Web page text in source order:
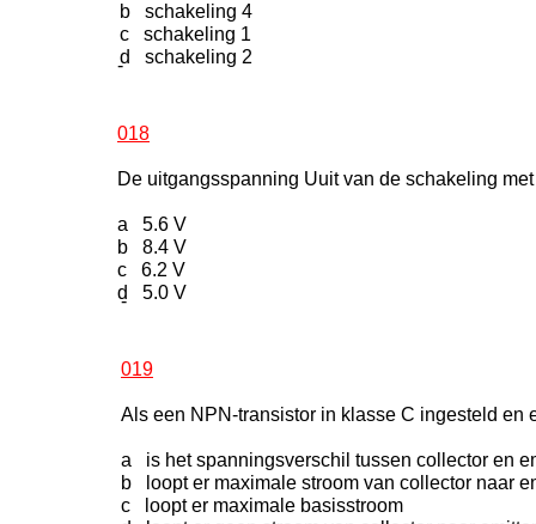
b schakeling 4
c schakeling 1
d schakeling 2
-
018
De uitgangsspanning Uuit van de schakeling
a 5.6 V
b 8.4 V
c 6.2 V
d 5.0 V
-
019
Als een NPN-transistor in klasse C ingesteld
a is het spanningsverschil tussen collector en
b loopt er maximale stroom van collector naar
c loopt er maximale basisstroom